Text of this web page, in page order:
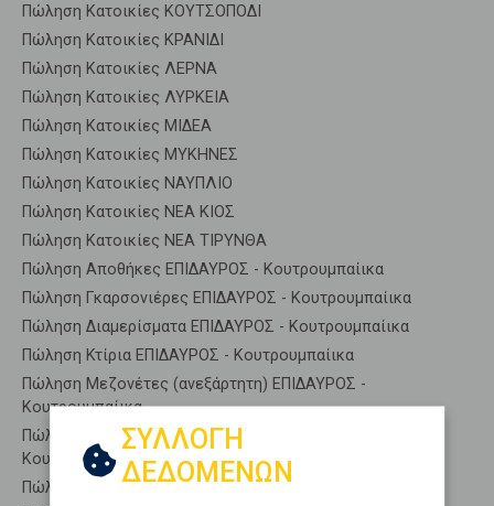
Πώληση Κατοικίες ΚΟΥΤΣΟΠΟΔΙ
Πώληση Κατοικίες ΚΡΑΝΙΔΙ
Πώληση Κατοικίες ΛΕΡΝΑ
Πώληση Κατοικίες ΛΥΡΚΕΙΑ
Πώληση Κατοικίες ΜΙΔΕΑ
Πώληση Κατοικίες ΜΥΚΗΝΕΣ
Πώληση Κατοικίες ΝΑΥΠΛΙΟ
Πώληση Κατοικίες ΝΕΑ ΚΙΟΣ
Πώληση Κατοικίες ΝΕΑ ΤΙΡΥΝΘΑ
Πώληση Αποθήκες ΕΠΙΔΑΥΡΟΣ - Κουτρουμπαίικα
Πώληση Γκαρσονιέρες ΕΠΙΔΑΥΡΟΣ - Κουτρουμπαίικα
Πώληση Διαμερίσματα ΕΠΙΔΑΥΡΟΣ - Κουτρουμπαίικα
Πώληση Κτίρια ΕΠΙΔΑΥΡΟΣ - Κουτρουμπαίικα
Πώληση Μεζονέτες (ανεξάρτητη) ΕΠΙΔΑΥΡΟΣ -
Κουτρουμπαίικα
Πώληση Μεζονέτες (εφαπτόμενη) ΕΠΙΔΑΥΡΟΣ -
Κουτρουμπαίικα
Πώληση Μονοκατοικίες ΕΠΙΔΑΥΡΟΣ - Κουτρουμπαίικα
ΣΥΛΛΟΓΗ
ΔΕΔΟΜΕΝΩΝ